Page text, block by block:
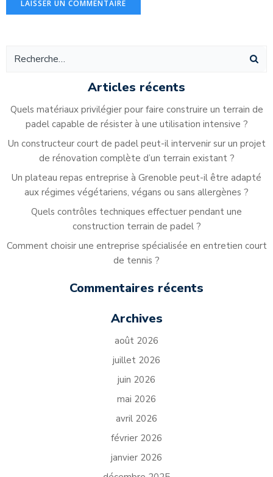
Articles récents
Quels matériaux privilégier pour faire construire un terrain de
padel capable de résister à une utilisation intensive ?
Un constructeur court de padel peut-il intervenir sur un projet
de rénovation complète d’un terrain existant ?
Un plateau repas entreprise à Grenoble peut-il être adapté
aux régimes végétariens, végans ou sans allergènes ?
Quels contrôles techniques effectuer pendant une
construction terrain de padel ?
Comment choisir une entreprise spécialisée en entretien court
de tennis ?
Commentaires récents
Archives
août 2026
juillet 2026
juin 2026
mai 2026
avril 2026
février 2026
janvier 2026